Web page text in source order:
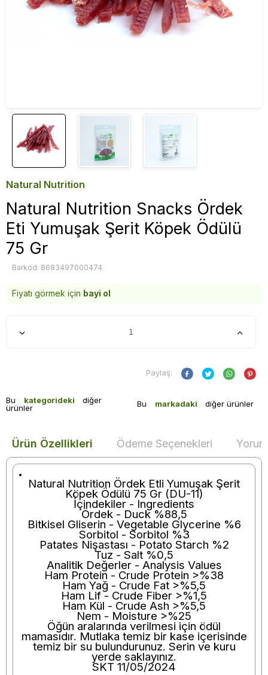
Natural Nutrition
Natural Nutrition Snacks Ördek
Eti Yumuşak Şerit Köpek Ödülü
75 Gr
Barkod: 8683497000474
Fiyatı görmek için bayi ol
Paylaş:
Bu kategorideki
diğer
ürünler
Bu markadaki diğer ürünler
Ürün Özellikleri Ödeme Seçenekleri
Natural Nutrition Ördek Etli Yumuşak Şerit
Köpek Ödülü 75 Gr (DU-11)
İçindekiler - Ingredients
Ördek - Duck %88,5
Bitkisel Gliserin - Vegetable Glycerine %6
Sorbitol - Sorbitol %3
Patates Nişastası - Potato Starch %2
Tuz - Salt %0,5
Analitik Değerler - Analysis Values
Ham Protein - Crude Protein >%38
Ham Yağ - Crude Fat >%5,5
Ham Lif - Crude Fiber >%1,5
Ham Kül - Crude Ash >%5,5
Nem - Moisture >%25
Öğün aralarında verilmesi için ödül
mamasıdır. Mutlaka temiz bir kase içerisinde
temiz bir su bulundurunuz. Serin ve kuru
yerde saklayınız.
SKT 11/05/2024